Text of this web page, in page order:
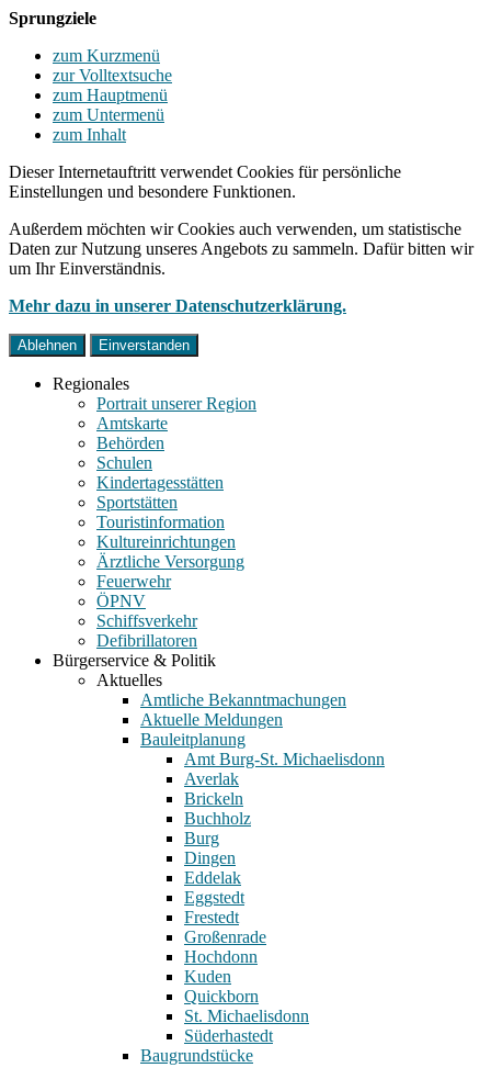
Sprungziele
zum Kurzmenü
zur Volltextsuche
zum Hauptmenü
zum Untermenü
zum Inhalt
Dieser Internetauftritt verwendet Cookies für persönliche
Einstellungen und besondere Funktionen.
Außerdem möchten wir Cookies auch verwenden, um statistische
Daten zur Nutzung unseres Angebots zu sammeln. Dafür bitten wir
um Ihr Einverständnis.
Mehr dazu in unserer Datenschutzerklärung.
Ablehnen Einverstanden
Regionales
Portrait unserer Region
Amtskarte
Behörden
Schulen
Kindertagesstätten
Sportstätten
Touristinformation
Kultureinrichtungen
Ärztliche Versorgung
Feuerwehr
ÖPNV
Schiffsverkehr
Defibrillatoren
Bürgerservice & Politik
Aktuelles
Amtliche Bekanntmachungen
Aktuelle Meldungen
Bauleitplanung
Amt Burg-St. Michaelisdonn
Averlak
Brickeln
Buchholz
Burg
Dingen
Eddelak
Eggstedt
Frestedt
Großenrade
Hochdonn
Kuden
Quickborn
St. Michaelisdonn
Süderhastedt
Baugrundstücke